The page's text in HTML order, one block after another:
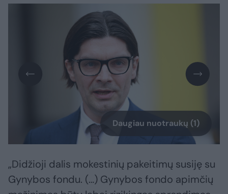
Daugiau nuotraukų (1)
„Didžioji dalis mokestinių pakeitimų susiję su
Gynybos fondu. (…) Gynybos fondo apimčių